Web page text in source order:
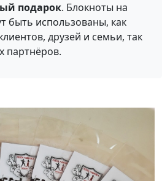
подарок. Блокноты на
быть использованы, как
друзей и семьи, так
партнёров.